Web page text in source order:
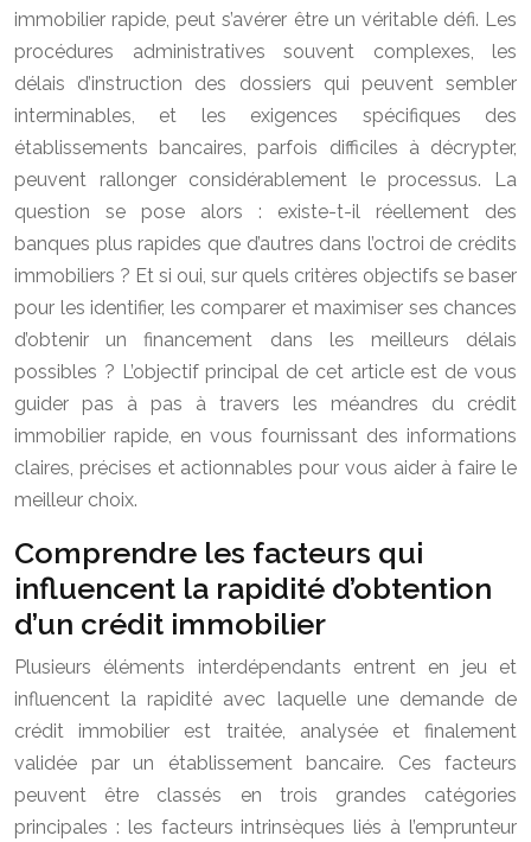
immobilier rapide, peut s’avérer être un véritable défi. Les
procédures administratives souvent complexes, les
délais d’instruction des dossiers qui peuvent sembler
interminables, et les exigences spécifiques des
établissements bancaires, parfois difficiles à décrypter,
peuvent rallonger considérablement le processus. La
question se pose alors : existe-t-il réellement des
banques plus rapides que d’autres dans l’octroi de crédits
immobiliers ? Et si oui, sur quels critères objectifs se baser
pour les identifier, les comparer et maximiser ses chances
d’obtenir un financement dans les meilleurs délais
possibles ? L’objectif principal de cet article est de vous
guider pas à pas à travers les méandres du crédit
immobilier rapide, en vous fournissant des informations
claires, précises et actionnables pour vous aider à faire le
meilleur choix.
Comprendre les facteurs qui
influencent la rapidité d’obtention
d’un crédit immobilier
Plusieurs éléments interdépendants entrent en jeu et
influencent la rapidité avec laquelle une demande de
crédit immobilier est traitée, analysée et finalement
validée par un établissement bancaire. Ces facteurs
peuvent être classés en trois grandes catégories
principales : les facteurs intrinsèques liés à l’emprunteur